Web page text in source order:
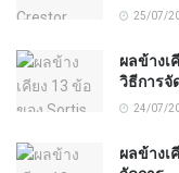
25/07/
ผลข้าง
วิธีการจั
24/07/
ผลข้างเ